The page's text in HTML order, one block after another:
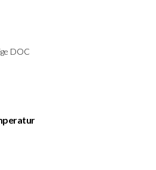
DOC